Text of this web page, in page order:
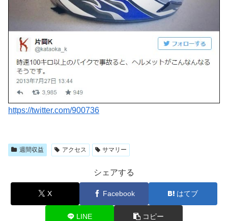
https://twitter.com/900736
週間収益 アクセス サマリー
シェアする
X Facebook はてブ
LINE コピー